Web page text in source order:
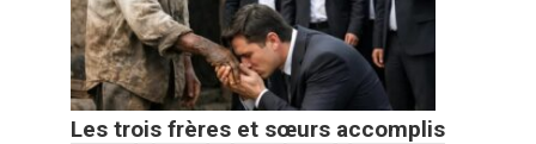
Les trois frères et sœurs accomplis